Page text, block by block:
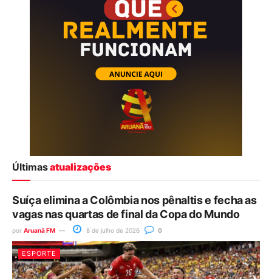
Últimasatualizações
Suíça elimina a Colômbia nos pênaltis e fecha as
vagas nas quartas de final da Copa do Mundo
por Aruanã FM 8 de julho de 2026 0
ESPORTE